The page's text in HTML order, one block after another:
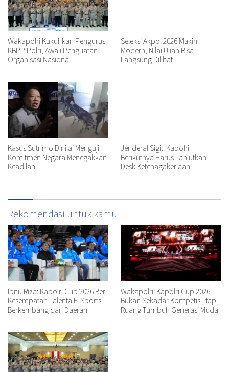
Wakapolri Kukuhkan Pengurus
KBPP Polri, Awali Penguatan
Organisasi Nasional
Seleksi Akpol 2026 Makin
Modern, Nilai Ujian Bisa
Langsung Dilihat
Kasus Sutrimo Dinilai Menguji
Komitmen Negara Menegakkan
Keadilan
Jenderal Sigit: Kapolri
Berikutnya Harus Lanjutkan
Desk Ketenagakerjaan
Rekomendasi untuk kamu
Ibnu Riza: Kapolri Cup 2026 Beri
Kesempatan Talenta E-Sports
Berkembang dari Daerah
Wakapolri: Kapolri Cup 2026
Bukan Sekadar Kompetisi, tapi
Ruang Tumbuh Generasi Muda